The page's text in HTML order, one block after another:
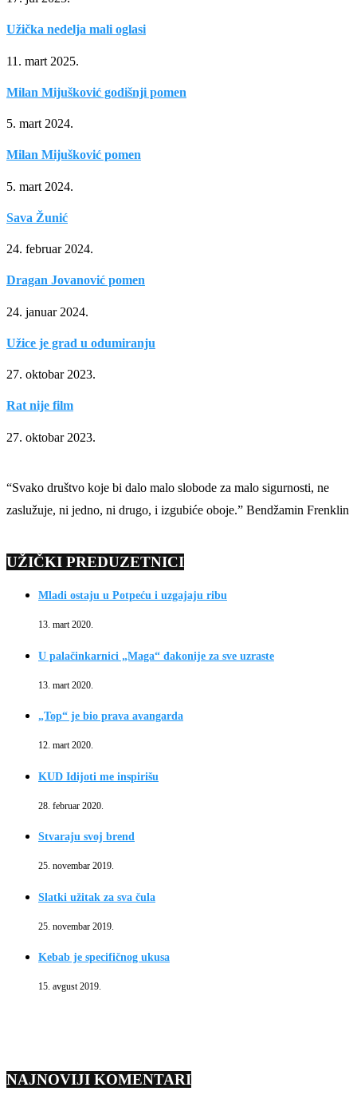
Užička nedelja mali oglasi
11. mart 2025.
Milan Mijušković godišnji pomen
5. mart 2024.
Milan Mijušković pomen
5. mart 2024.
Sava Žunić
24. februar 2024.
Dragan Jovanović pomen
24. januar 2024.
Užice je grad u odumiranju
27. oktobar 2023.
Rat nije film
27. oktobar 2023.
“Svako društvo koje bi dalo malo slobode za malo sigurnosti, ne
zaslužuje, ni jedno, ni drugo, i izgubiće oboje.” Bendžamin Frenklin
UŽIČKI PREDUZETNICI
Mladi ostaju u Potpeću i uzgajaju ribu
13. mart 2020.
U palačinkarnici „Maga“ đakonije za sve uzraste
13. mart 2020.
„Top“ je bio prava avangarda
12. mart 2020.
KUD Idijoti me inspirišu
28. februar 2020.
Stvaraju svoj brend
25. novembar 2019.
Slatki užitak za sva čula
25. novembar 2019.
Kebab je specifičnog ukusa
15. avgust 2019.
NAJNOVIJI KOMENTARI